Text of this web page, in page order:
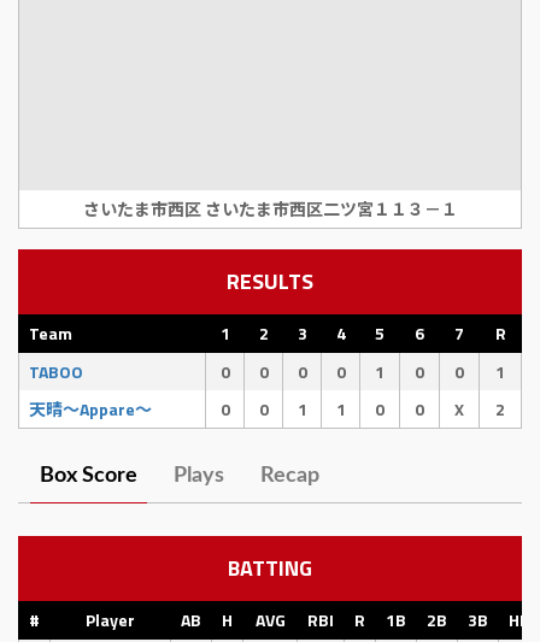
さいたま市西区 さいたま市西区二ツ宮１１３－１
RESULTS
Team 1 2 3 4 5 6 7
R
TABOO
0 0 0 0 1 0 0
1
天晴〜Appare〜
0 0 1 1 0 0 X 2
Box Score Plays Recap
BATTING
# Player AB H AVG RBI R 1B 2B 3B
HR